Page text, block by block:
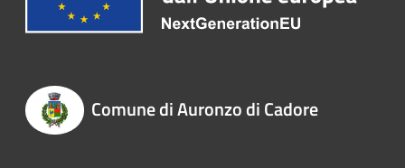
Comune di Auronzo di Cadore